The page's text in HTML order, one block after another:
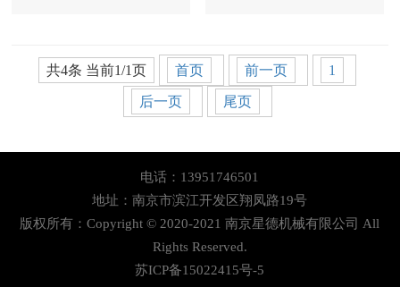
共4条 当前1/1页 首页 前一页
1
后一页
尾页
电话：13951746501
地址：南京市滨江开发区翔凤路19号
版权所有：Copyright © 2020-2021 南京星德机械有限公司 All
Rights Reserved.
苏ICP备15022415号-5